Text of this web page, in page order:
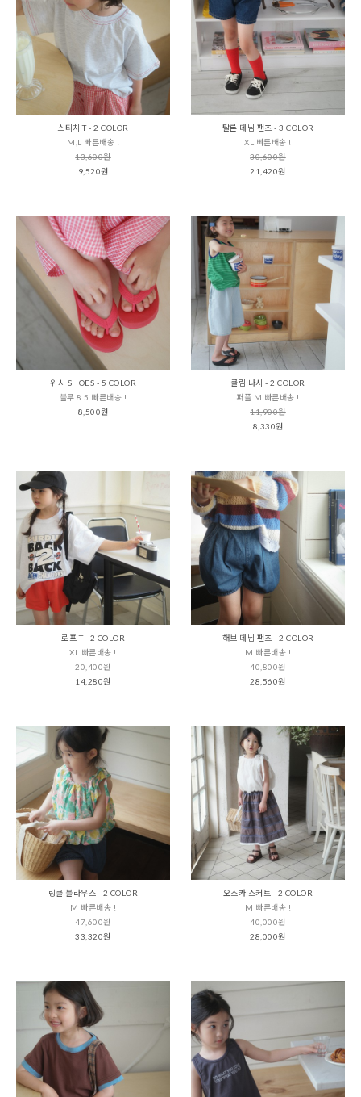
스티치 T - 2 COLOR
M,L 빠른배송 !
13,600원
9,520원
탈론 데님 팬츠 - 3 COLOR
XL 빠른배송 !
30,600원
21,420원
위시 SHOES - 5 COLOR
블루 8.5 빠른배송 !
8,500원
클림 나시 - 2 COLOR
퍼플 M 빠른배송 !
11,900원
8,330원
로프 T - 2 COLOR
XL 빠른배송 !
20,400원
14,280원
해브 데님 팬츠 - 2 COLOR
M 빠른배송 !
40,800원
28,560원
링클 블라우스 - 2 COLOR
M 빠른배송 !
47,600원
33,320원
오스카 스커트 - 2 COLOR
M 빠른배송 !
40,000원
28,000원